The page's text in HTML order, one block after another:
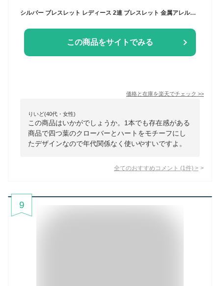
シルバー ブレスレット レディース 2連 ブレスレット 金属アレルギー ジルコニア 四つ葉のクローバーブレスレット ダブルハート ブレスレット 2連 ベネチアンチェーン シルバー s925 紫クリスタル ハート 花 四つ葉 クローバー 華奢 優雅 かわいい クリスマス プレゼント
この商品をサイトでみる
価格と在庫を楽天でチェック >>
りいど(40代・女性)
この商品はいかがでしょうか。1本でも存在感がある
商品で四つ葉のクローバーとハートをモチーフにし
たデザインなので年代関係なく使いやすいですよ。
全てのおすすめコメント (1 件) >
9